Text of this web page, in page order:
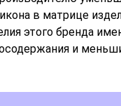
в матрице
этого бренда
и